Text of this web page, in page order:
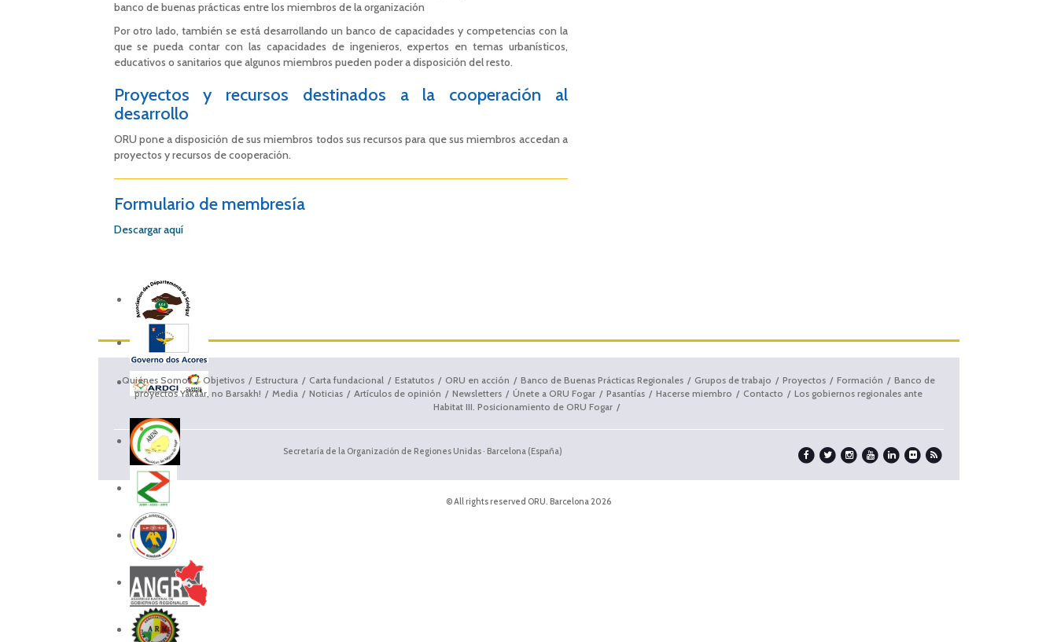
banco de buenas prácticas entre los miembros de la organización
Por otro lado, también se está desarrollando un banco de capacidades y competencias con la
que se pueda contar con las capacidades de ingenieros, expertos en temas urbanísticos,
educativos o sanitarios que algunos miembros pueden poder a disposición del resto.
Proyectos y recursos destinados a la cooperación al
desarrollo
ORU pone a disposición de sus miembros todos sus recursos para que sus miembros accedan a
proyectos y recursos de cooperación.
Formulario de membresía
Descargar aquí
Quiénes Somos Objetivos Estructura Carta fundacional Estatutos ORU en acción Banco de Buenas Prácticas Regionales Grupos de trabajo Proyectos Formación
Banco de
proyectos Yakaar, no Barsakh!
Media Noticias Artículos de opinión Newsletters Únete a ORU Fogar Pasantías Hacerse miembro Contacto
Los gobiernos regionales ante
Habitat III. Posicionamiento de ORU Fogar
Secretaría de la Organización de Regiones Unidas · Barcelona (España)
© All rights reserved ORU. Barcelona 2026